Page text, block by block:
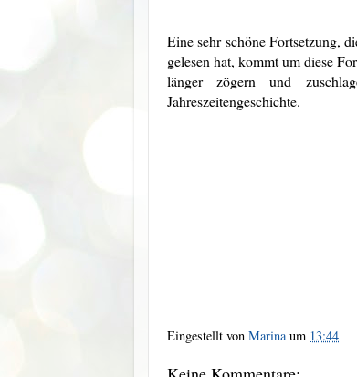
Eine sehr schöne Fortsetzung,
gelesen hat, kommt um diese
länger zögern und
Jahreszeitengeschichte.
Eingestellt von Marina um 13:44